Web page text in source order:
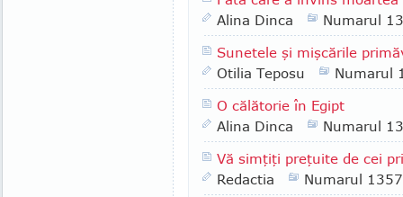
Alina Dinca
Numarul
Sunetele şi mişcările
Otilia Teposu
Numarul
O călătorie în Egipt
Alina Dinca
Numarul
Vă simţiţi preţuite de cei
Redactia
Numarul 1357